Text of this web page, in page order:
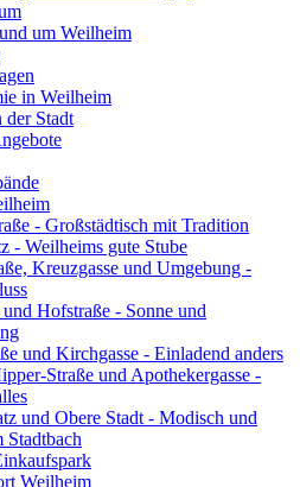
um Weilheim
in Weilheim
der Stadt
- Großstädtisch mit Tradition
- Weilheims gute Stube
Kreuzgasse und Umgebung -
Hofstraße - Sonne und
und Kirchgasse - Einladend anders
Straße und Apothekergasse -
und Obere Stadt - Modisch und
Stadtbach
Weilheim